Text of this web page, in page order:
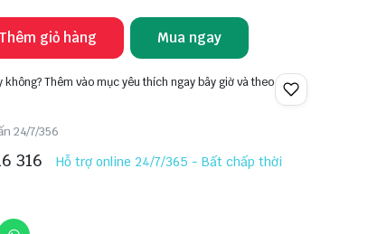
Thêm giỏ hàng Mua ngay
không? Thêm vào mục yêu thích ngay bây giờ và theo
24/7/356
316
Hỗ trợ online 24/7/365 - Bất chấp thời